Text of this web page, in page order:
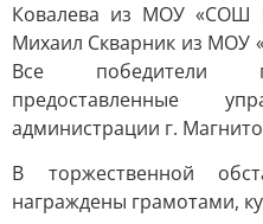
Ковалева из МОУ «СОШ
Михаил Скварник из
Все победители
предоставленные
администрации г.
В торжественной
награждены грамотами,